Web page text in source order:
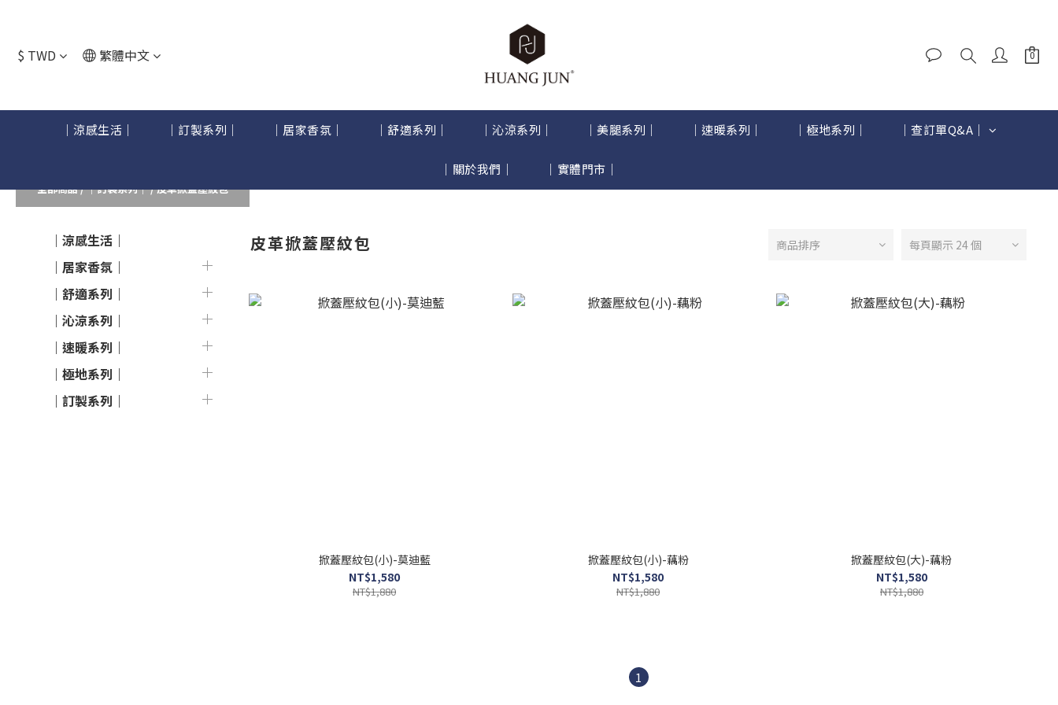
$ TWD 繁體中文
｜涼感生活｜ ｜訂製系列｜ ｜居家香氛｜ ｜舒適系列｜ ｜沁涼系列｜ ｜美腿系列｜ ｜速暖系列｜ ｜極地系列｜ ｜查訂單Q&A｜
｜關於我們｜ ｜實體門市｜
全部商品/｜訂製系列｜/皮革掀蓋壓紋包
｜涼感生活｜
｜居家香氛｜
｜舒適系列｜
｜沁涼系列｜
｜速暖系列｜
｜極地系列｜
｜訂製系列｜
皮革掀蓋壓紋包 商品排序 每頁顯示 24 個
掀蓋壓紋包(小)-莫迪藍
NT$1,580
NT$1,880
掀蓋壓紋包(小)-藕粉
NT$1,580
NT$1,880
掀蓋壓紋包(大)-藕粉
NT$1,580
NT$1,880
1